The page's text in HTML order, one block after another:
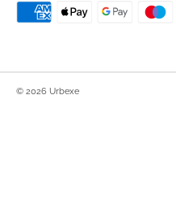
© 2026 Urbexe